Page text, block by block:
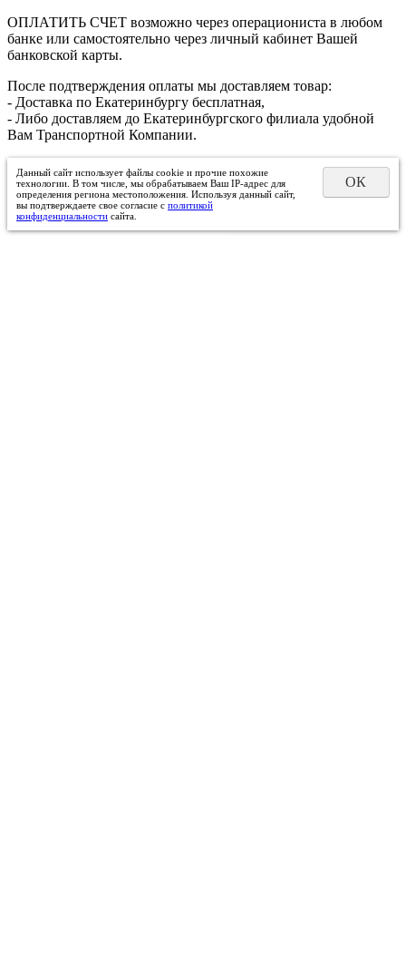
ОПЛАТИТЬ СЧЕТ возможно через операциониста в любом
банке или самостоятельно через личный кабинет Вашей
банковской карты.
После подтверждения оплаты мы доставляем товар:
- Доставка по Екатеринбургу бесплатная,
- Либо доставляем до Екатеринбургского филиала удобной
Вам Транспортной Компании.
Данный сайт использует файлы cookie и прочие похожие
технологии. В том числе, мы обрабатываем Ваш IP-адрес для
определения региона местоположения. Используя данный сайт,
вы подтверждаете свое согласие с политикой
конфиденциальности сайта.
ОК